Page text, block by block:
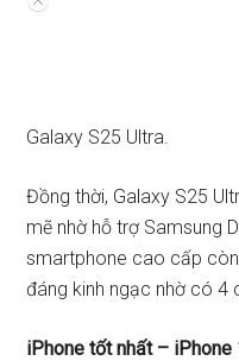
Galaxy S25 Ultra.
Đồng thời, Galaxy S25
mẽ nhờ hỗ trợ Samsung
smartphone cao cấp
đáng kinh ngạc nhờ có 4
iPhone tốt nhất – iPhone